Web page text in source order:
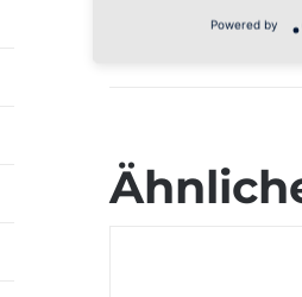
Auf
Powered by